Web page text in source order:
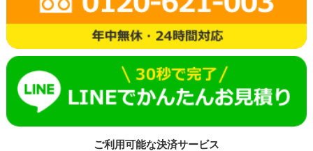
ご利用可能な決済サービス